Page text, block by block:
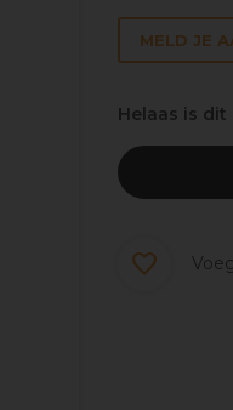
MELD JE
Helaas is